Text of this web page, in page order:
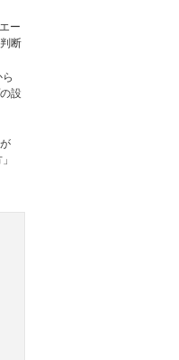
ー
断
設